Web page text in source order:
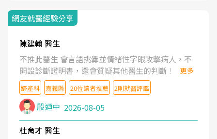
網友就醫經驗分享
陳建翰 醫生
不推此醫生 會言語挑釁並情緒性字眼攻擊病人，不
開設診斷證明書，還會質疑其他醫生的判斷！
更多
婦產科 嘉義縣 20位讀者推薦 2則就醫評鑑
殷迺中 2026-08-05
杜育才 醫生